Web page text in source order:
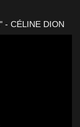
- CÉLINE DION